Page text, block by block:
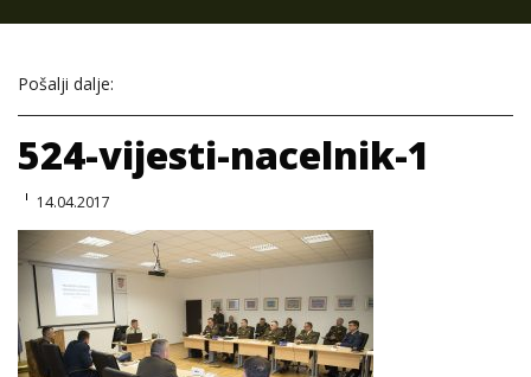
Pošalji dalje:
524-vijesti-nacelnik-1
14.04.2017